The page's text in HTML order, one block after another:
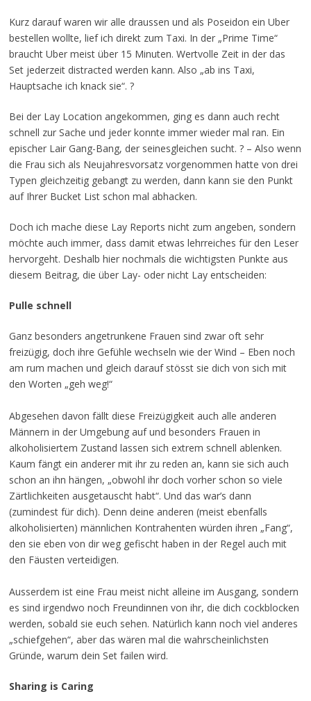
Kurz darauf waren wir alle draussen und als Poseidon ein Uber
bestellen wollte, lief ich direkt zum Taxi. In der „Prime Time“
braucht Uber meist über 15 Minuten. Wertvolle Zeit in der das
Set jederzeit distracted werden kann. Also „ab ins Taxi,
Hauptsache ich knack sie“. ?
Bei der Lay Location angekommen, ging es dann auch recht
schnell zur Sache und jeder konnte immer wieder mal ran. Ein
epischer Lair Gang-Bang, der seinesgleichen sucht. ? – Also wenn
die Frau sich als Neujahresvorsatz vorgenommen hatte von drei
Typen gleichzeitig gebangt zu werden, dann kann sie den Punkt
auf Ihrer Bucket List schon mal abhacken.
Doch ich mache diese Lay Reports nicht zum angeben, sondern
möchte auch immer, dass damit etwas lehrreiches für den Leser
hervorgeht. Deshalb hier nochmals die wichtigsten Punkte aus
diesem Beitrag, die über Lay- oder nicht Lay entscheiden:
Pulle schnell
Ganz besonders angetrunkene Frauen sind zwar oft sehr
freizügig, doch ihre Gefühle wechseln wie der Wind – Eben noch
am rum machen und gleich darauf stösst sie dich von sich mit
den Worten „geh weg!“
Abgesehen davon fällt diese Freizügigkeit auch alle anderen
Männern in der Umgebung auf und besonders Frauen in
alkoholisiertem Zustand lassen sich extrem schnell ablenken.
Kaum fängt ein anderer mit ihr zu reden an, kann sie sich auch
schon an ihn hängen, „obwohl ihr doch vorher schon so viele
Zärtlichkeiten ausgetauscht habt“. Und das war’s dann
(zumindest für dich). Denn deine anderen (meist ebenfalls
alkoholisierten) männlichen Kontrahenten würden ihren „Fang“,
den sie eben von dir weg gefischt haben in der Regel auch mit
den Fäusten verteidigen.
Ausserdem ist eine Frau meist nicht alleine im Ausgang, sondern
es sind irgendwo noch Freundinnen von ihr, die dich cockblocken
werden, sobald sie euch sehen. Natürlich kann noch viel anderes
„schiefgehen“, aber das wären mal die wahrscheinlichsten
Gründe, warum dein Set failen wird.
Sharing is Caring